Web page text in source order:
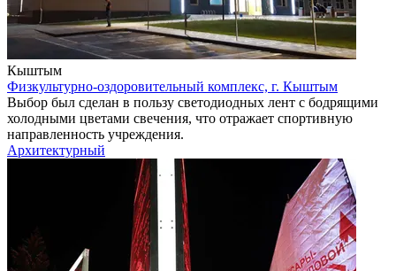
Кыштым
Физкультурно-оздоровительный комплекс, г. Кыштым
Выбор был сделан в пользу светодиодных лент с бодрящими
холодными цветами свечения, что отражает спортивную
направленность учреждения.
Архитектурный